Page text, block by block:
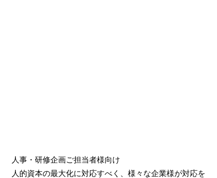
人事・研修企画ご担当者様向け
人的資本の最大化に対応すべく、様々な企業様が対応を